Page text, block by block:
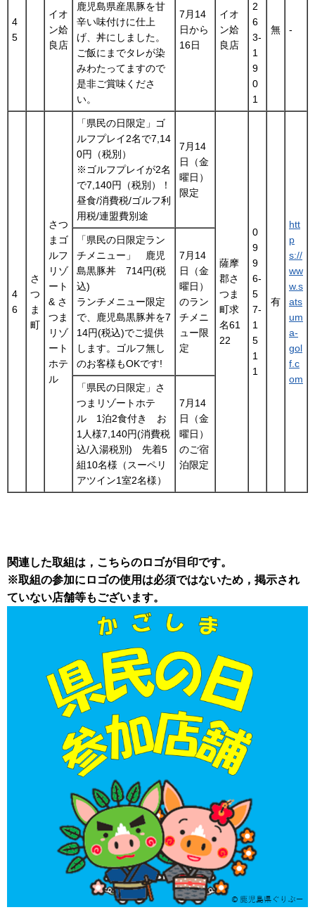
4
5
イオ
ン姶
良店
鹿児島県産黒豚を甘
辛い味付けに仕上
げ、丼にしました。
ご飯にまでタレが染
みわたってますので
是非ご賞味くださ
い。
7月14
日から
16日
イオ
ン姶
良店
2
6
3-
1
9
0
1
無 -
4
6
さ
つ
ま
町
さつ
まゴ
ルフ
リゾ
ート
& さ
つま
リゾ
ート
ホテ
ル
「県民の日限定」ゴ
ルフプレイ2名で7,14
0円（税別）
※ゴルフプレイが2名
で7,140円（税別）！
昼食/消費税/ゴルフ利
用税/連盟費別途
7月14
日（金
曜日）
限定
薩摩
郡さ
つま
町求
名61
22
0
9
9
6-
5
7-
1
5
1
1
有
htt
p
s://
ww
w.s
ats
um
a-
gol
f.c
om
「県民の日限定ラン
チメニュー」 鹿児
島黒豚丼 714円(税
込)
ランチメニュー限定
で、鹿児島黒豚丼を7
14円(税込)でご提供
します。ゴルフ無し
のお客様もOKです!
7月14
日（金
曜日）
のラン
チメニ
ュー限
定
「県民の日限定」さ
つまリゾートホテ
ル 1泊2食付き お
1人様7,140円(消費税
込/入湯税別) 先着5
組10名様（スーペリ
アツイン1室2名様）
7月14
日（金
曜日）
のご宿
泊限定
関連した取組は，こちらのロゴが目印です。
※取組の参加にロゴの使用は必須ではないため，掲示され
ていない店舗等もございます。